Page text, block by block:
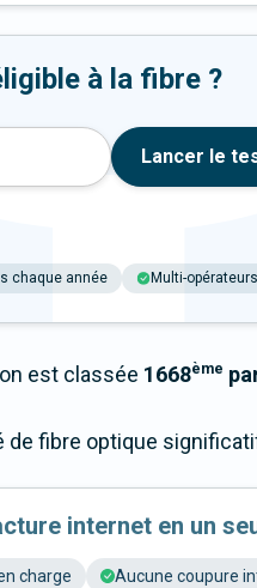
à la fibre ?
Lancer le
chaque année Multi-opérateurs
est classée 1668ème
fibre optique
internet en un
charge Aucune coupure